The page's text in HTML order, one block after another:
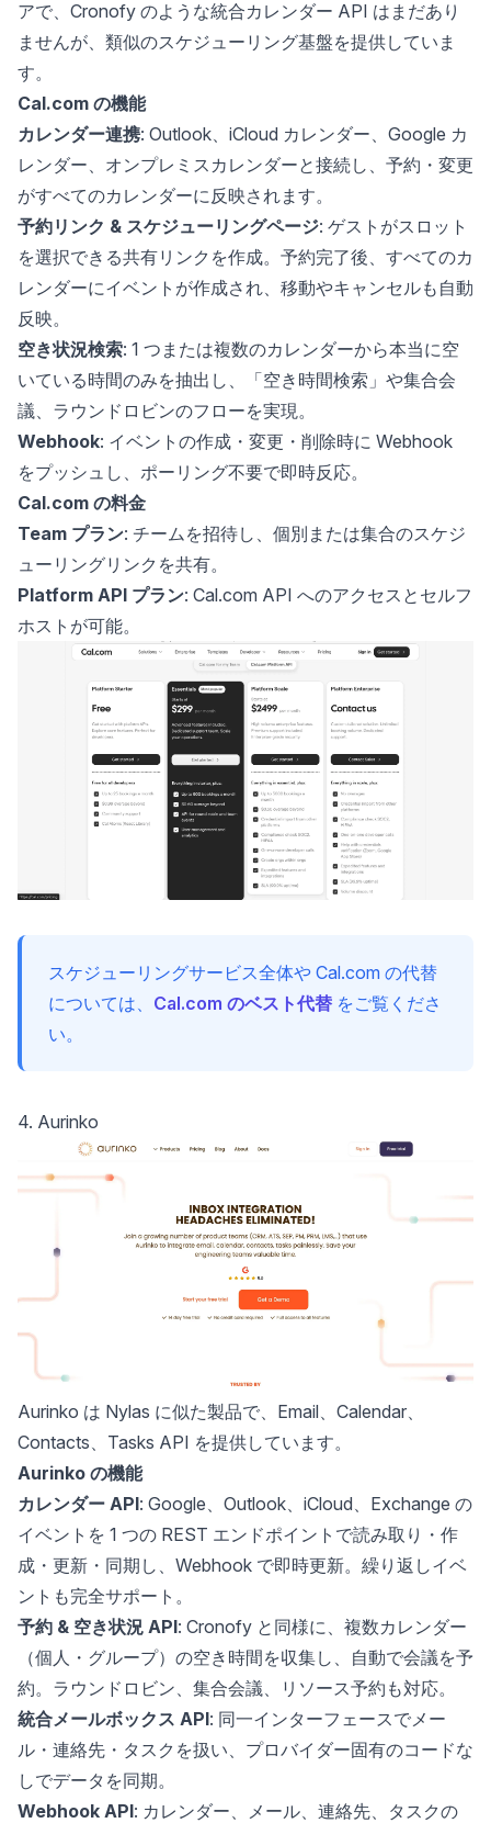
アで、Cronofy のような統合カレンダー API はまだあり
ませんが、類似のスケジューリング基盤を提供していま
す。
Cal.com の機能
カレンダー連携: Outlook、iCloud カレンダー、Google カ
レンダー、オンプレミスカレンダーと接続し、予約・変更
がすべてのカレンダーに反映されます。
予約リンク & スケジューリングページ: ゲストがスロット
を選択できる共有リンクを作成。予約完了後、すべてのカ
レンダーにイベントが作成され、移動やキャンセルも自動
反映。
空き状況検索: 1 つまたは複数のカレンダーから本当に空
いている時間のみを抽出し、「空き時間検索」や集合会
議、ラウンドロビンのフローを実現。
Webhook: イベントの作成・変更・削除時に Webhook
をプッシュし、ポーリング不要で即時反応。
Cal.com の料金
Team プラン: チームを招待し、個別または集合のスケジ
ューリングリンクを共有。
Platform API プラン: Cal.com API へのアクセスとセルフ
ホストが可能。
スケジューリングサービス全体や Cal.com の代替
については、 Cal.com のベスト代替 をご覧くださ
い。
4. Aurinko
Aurinko は Nylas に似た製品で、Email、Calendar、
Contacts、Tasks API を提供しています。
Aurinko の機能
カレンダー API: Google、Outlook、iCloud、Exchange の
イベントを 1 つの REST エンドポイントで読み取り・作
成・更新・同期し、Webhook で即時更新。繰り返しイベ
ントも完全サポート。
予約 & 空き状況 API: Cronofy と同様に、複数カレンダー
（個人・グループ）の空き時間を収集し、自動で会議を予
約。ラウンドロビン、集合会議、リソース予約も対応。
統合メールボックス API: 同一インターフェースでメー
ル・連絡先・タスクを扱い、プロバイダー固有のコードな
しでデータを同期。
Webhook API: カレンダー、メール、連絡先、タスクの